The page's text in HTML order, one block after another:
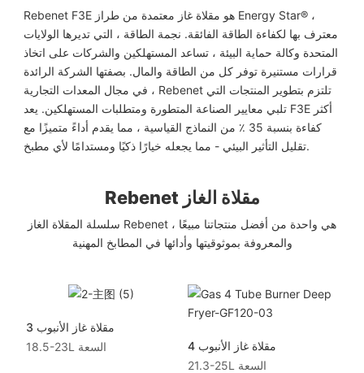
Rebenet F3E هو مقلاة غاز معتمدة من طراز Energy Star® ،
معترف بها لكفاءة الطاقة الفائقة. نجمة الطاقة ، التي تديرها الولايات
المتحدة وكالة حماية البيئة ، تساعد المستهلكين والشركات على اتخاذ
قرارات مستنيرة توفر كل من الطاقة والمال. بصفتها الشركة الرائدة
في مجال المعدات التجارية ، Rebenet تلتزم بتطوير المنتجات التي
تلبي معايير الصناعة المتطورة ومتطلبات المستهلكين. يعد F3E أكثر
كفاءة بنسبة 35 ٪ من النماذج القياسية ، مما يقدم أداءً متميزًا مع
تقليل التأثير البيئي - مما يجعله خيارًا ذكيًا ومستدامًا لأي مطبخ.
Rebenet مقلاة الغاز
سلسلة المقلاة الغاز Rebenet هي واحدة من أفضل منتجاتنا مبيعًا ،
والمعروفة بموثوقيتها وأدائها في المطابخ المهنية
3 مقلاة غاز الأنبوب
18.5-23L السعة
4 مقلاة غاز الأنبوب
21.3-25L السعة